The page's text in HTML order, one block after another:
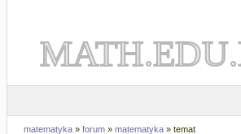
matematyka » forum » matematyka » temat